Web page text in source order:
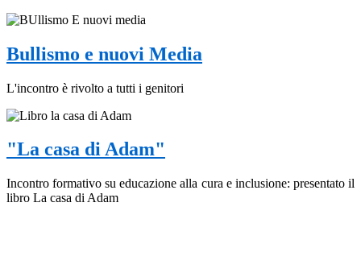
Bullismo e nuovi Media
L'incontro è rivolto a tutti i genitori
"La casa di Adam"
Incontro formativo su educazione alla cura e inclusione: presentato il
libro La casa di Adam